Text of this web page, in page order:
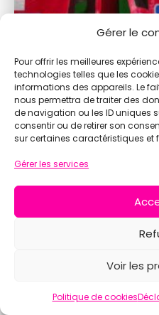
Gérer le
Pour offrir les meilleures
technologies telles que les
informations des appareils. Le
nous permettra de traiter des
de navigation ou les ID uniques
consentir ou de retirer son
sur certaines caractéristiques et
Gérer les services
Voir les
Politique de cookies
Retrait dépôt possible
Château Tom Dom
Une des structures les
vont adorer partir à…